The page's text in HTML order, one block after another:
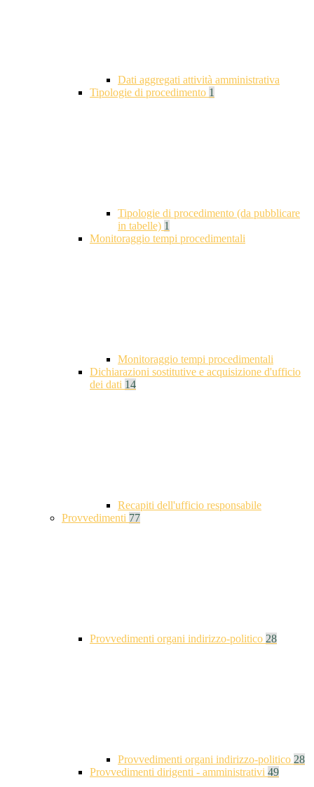
Dati aggregati attività amministrativa
Tipologie di procedimento 1
Tipologie di procedimento (da pubblicare
in tabelle) 1
Monitoraggio tempi procedimentali
Monitoraggio tempi procedimentali
Dichiarazioni sostitutive e acquisizione d'ufficio
dei dati 14
Recapiti dell'ufficio responsabile
Provvedimenti 77
Provvedimenti organi indirizzo-politico 28
Provvedimenti organi indirizzo-politico 28
Provvedimenti dirigenti - amministrativi 49